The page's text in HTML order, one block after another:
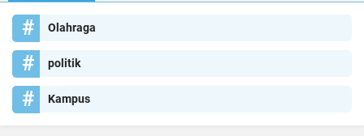
Olahraga
politik
Kampus